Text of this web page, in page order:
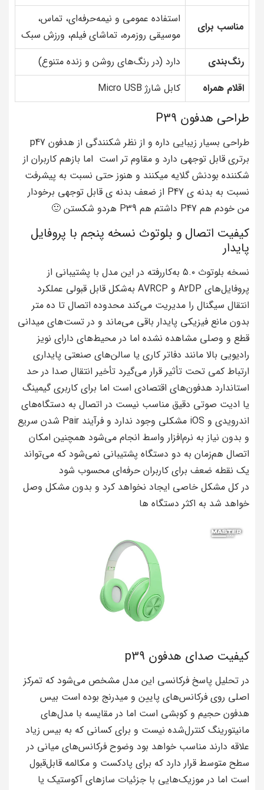
مناسب برای
استفاده عمومی و نیمه‌حرفه‌ای، تماس،
موسیقی روزمره، تماشای فیلم، ورزش سبک
رنگ‌بندی
دارد (در رنگ‌های روشن و زنده متنوع)
اقلام همراه
کابل شارژ Micro USB
طراحی هدفون P39
طراحی بسیار زیبایی داره و از نظر شکنندگی از هدفون p47
برتری قابل توجهی دارد و مقاوم تر است اما بازهم کاربران از
شکننده بودنش گلایه میکنند و هنوز حتی نسبت به پیشرفت
نسبت به بدنه ی P47 از ضعف بدنه ی قابل توجهی برخودار
من خودم هم P47 داشتم هم P39 هردو شکستن 🙂
کیفیت اتصال و بلوتوث نسخه پنجم با پروفایل
پایدار
نسخه بلوتوث ۵.۰ به‌کاررفته در این مدل با پشتیبانی از
پروفایل‌های A2DP و AVRCP به‌شکل قابل قبولی عملکرد
انتقال سیگنال را مدیریت می‌کند محدوده اتصال تا ده متر
بدون مانع فیزیکی پایدار باقی می‌ماند و در تست‌های میدانی
قطع و وصلی مشاهده نشده اما در محیط‌های دارای نویز
رادیویی بالا مانند دفاتر کاری یا سالن‌های صنعتی پایداری
ارتباط کمی تحت تأثیر قرار می‌گیرد تأخیر انتقال صدا در حد
استاندارد هدفون‌های اقتصادی است اما برای کاربری گیمینگ
یا ادیت صوتی دقیق مناسب نیست در اتصال به دستگاه‌های
اندرویدی و iOS مشکلی وجود ندارد و فرآیند Pair شدن سریع
و بدون نیاز به نرم‌افزار واسط انجام می‌شود همچنین امکان
اتصال هم‌زمان به دو دستگاه پشتیبانی نمی‌شود که می‌تواند
یک نقطه ضعف برای کاربران حرفه‌ای محسوب شود
در کل مشکل خاصی ایجاد نخواهد کرد و بدون مشکل وصل
خواهد شد به اکثر دستگاه ها
کیفیت صدای هدفون p39
در تحلیل پاسخ فرکانسی این مدل مشخص می‌شود که تمرکز
اصلی روی فرکانس‌های پایین و میدرنج بوده است بیس
هدفون حجیم و کوبشی است اما در مقایسه با مدل‌های
مانیتورینگ کنترل‌شده نیست و برای کسانی که به بیس زیاد
علاقه دارند مناسب خواهد بود وضوح فرکانس‌های میانی در
سطح متوسط قرار دارد که برای پادکست و مکالمه قابل‌قبول
است اما در موزیک‌هایی با جزئیات سازهای آکوستیک یا